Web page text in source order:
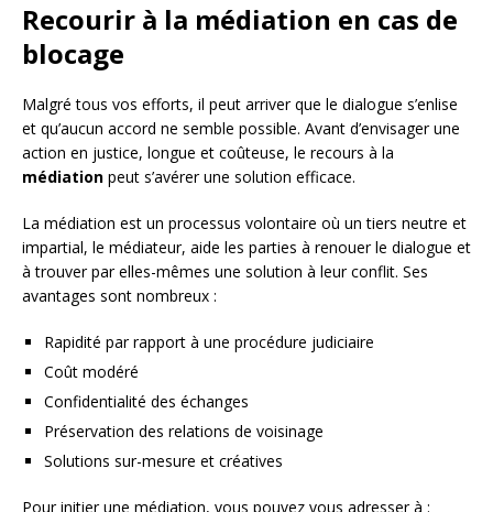
Recourir à la médiation en cas de
blocage
Malgré tous vos efforts, il peut arriver que le dialogue s’enlise
et qu’aucun accord ne semble possible. Avant d’envisager une
action en justice, longue et coûteuse, le recours à la
médiation peut s’avérer une solution efficace.
La médiation est un processus volontaire où un tiers neutre et
impartial, le médiateur, aide les parties à renouer le dialogue et
à trouver par elles-mêmes une solution à leur conflit. Ses
avantages sont nombreux :
Rapidité par rapport à une procédure judiciaire
Coût modéré
Confidentialité des échanges
Préservation des relations de voisinage
Solutions sur-mesure et créatives
Pour initier une médiation, vous pouvez vous adresser à :